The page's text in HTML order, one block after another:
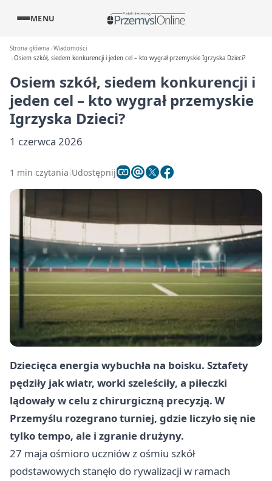
MENU
Strona główna Wiadomości
Osiem szkół, siedem konkurencji i jeden cel – kto wygrał przemyskie Igrzyska Dzieci?
Osiem szkół, siedem konkurencji i
jeden cel – kto wygrał przemyskie
Igrzyska Dzieci?
1 czerwca 2026
1 min czytania Udostępnij
Dziecięca energia wybuchła na boisku. Sztafety
pędziły jak wiatr, worki szeleściły, a piłeczki
lądowały w celu z chirurgiczną precyzją. W
Przemyślu rozegrano turniej, gdzie liczyło się nie
tylko tempo, ale i zgranie drużyny.
27 maja ośmioro uczniów z ośmiu szkół
podstawowych stanęło do rywalizacji w ramach